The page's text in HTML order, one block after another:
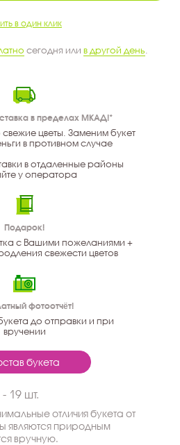
в один клик
сегодня или в другой день
в пределах МКАД!*
свежие цветы. Заменим букет
в противном случае
в отдаленные районы
у оператора
Подарок!
с Вашими пожеланиями +
свежести цветов
фотоотчёт!
до отправки и при
вручении
букета
19 шт.
отличия букета от
являются природным
вручную.